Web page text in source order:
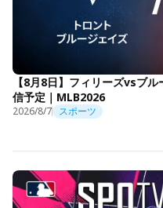
【8月8日】フィリーズvsブ
信予定｜MLB2026
2026/8/7 スポーツ